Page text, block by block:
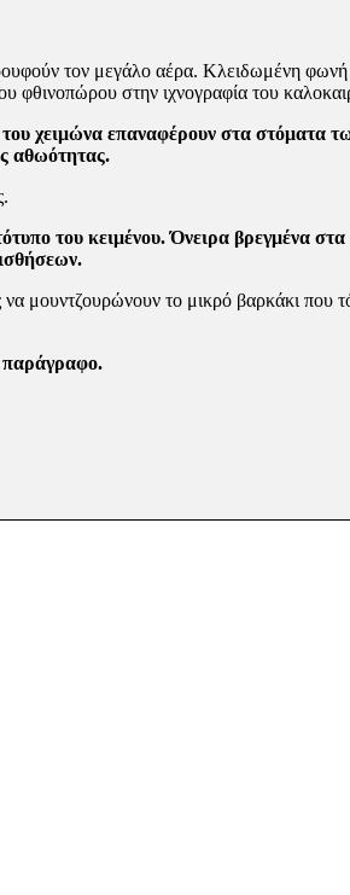
τον μεγάλο αέρα. Κλειδωμένη φωνή
φθινοπώρου στην ιχνογραφία του
χει­μώνα επαναφέρουν στα στόματα
αθωότητας.
του κειμένου. Όνειρα βρεγμένα στα
να μουντζουρώνουν το μικρό βαρκάκι που
παρά­γραφο.